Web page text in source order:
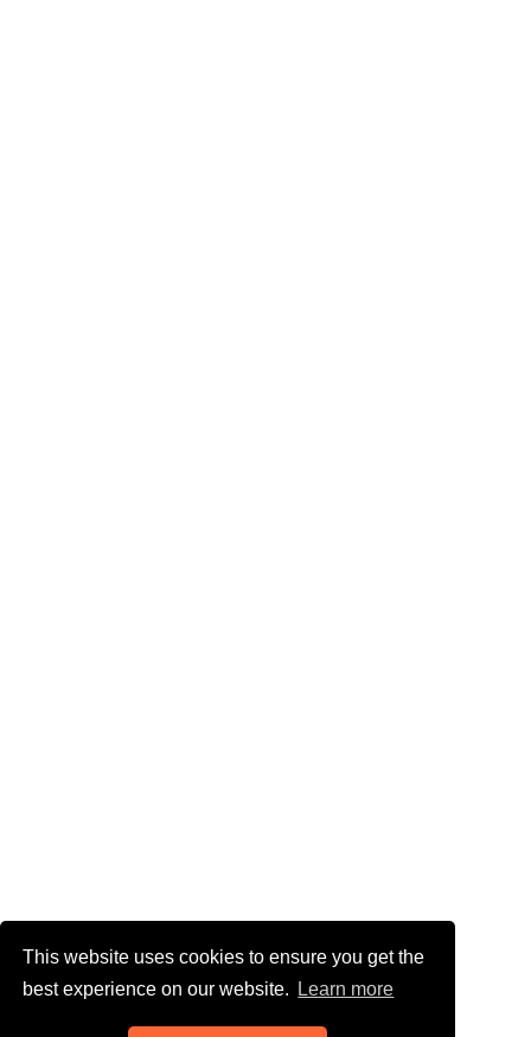
This website uses cookies to ensure you get the
best experience on our website.
Learn more